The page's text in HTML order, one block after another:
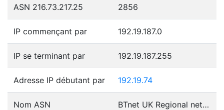
ASN 216.73.217.25 2856
IP commençant par 192.19.187.0
IP se terminant par 192.19.187.255
Adresse IP débutant par 192.19.74
Nom ASN BTnet UK Regional network